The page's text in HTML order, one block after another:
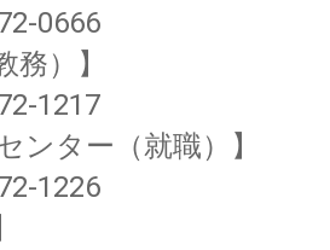
0666
務）】
1217
ンター（就職）】
1226